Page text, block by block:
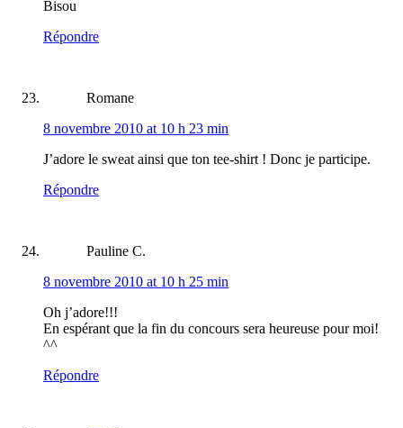
Bisou
Répondre
Romane
8 novembre 2010 at 10 h 23 min
J’adore le sweat ainsi que ton tee-shirt ! Donc je participe.
Répondre
Pauline C.
8 novembre 2010 at 10 h 25 min
Oh j’adore!!!
En espérant que la fin du concours sera heureuse pour moi!
^^
Répondre